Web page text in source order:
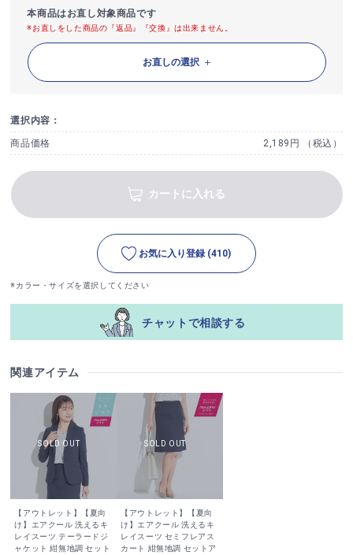
本商品はお直し対象商品です
※お直しをした商品の『返品』『交換』は出来ません。
お直しの選択
選択内容：
商品価格 2,189円 （税込）
カートに入れる
お気に入り登録 (410)
※カラー・サイズを選択してください
チャットで相談する
関連アイテム
【アウトレット】【夏向
け】エアクール 洗えるキ
レイスーツ テーラードジ
ャケット 紺無地調 セット
【アウトレット】【夏向
け】エアクール 洗えるキ
レイスーツ セミフレアス
カート 紺無地調 セットア